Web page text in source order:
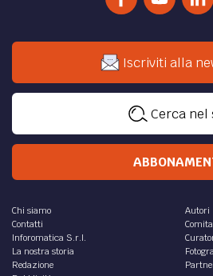
Concorso magistratura: qualche
sopravvivere
Vincenzo Giuseppe Giglio